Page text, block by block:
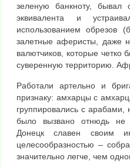
зеленую банкноту, бывал
эквивалента и
использованием обрезов
залетные аферисты, даже
валютчиков, которые четко
суверенную территорию.
Работали артельно и
признаку: амхарцы с
группировались с
было вызвано отнюдь не
Донецк славен своим
целесообразностью –
значительно легче, чем